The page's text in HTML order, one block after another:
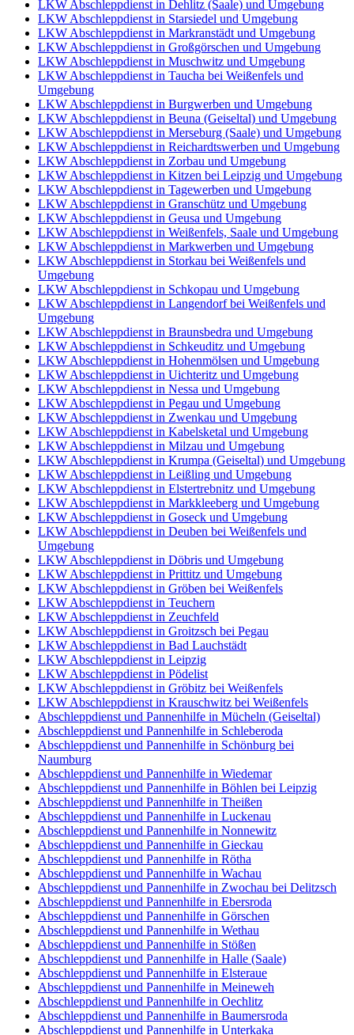
LKW Abschleppdienst in Dehlitz (Saale) und Umgebung
LKW Abschleppdienst in Starsiedel und Umgebung
LKW Abschleppdienst in Markranstädt und Umgebung
LKW Abschleppdienst in Großgörschen und Umgebung
LKW Abschleppdienst in Muschwitz und Umgebung
LKW Abschleppdienst in Taucha bei Weißenfels und
Umgebung
LKW Abschleppdienst in Burgwerben und Umgebung
LKW Abschleppdienst in Beuna (Geiseltal) und Umgebung
LKW Abschleppdienst in Merseburg (Saale) und Umgebung
LKW Abschleppdienst in Reichardtswerben und Umgebung
LKW Abschleppdienst in Zorbau und Umgebung
LKW Abschleppdienst in Kitzen bei Leipzig und Umgebung
LKW Abschleppdienst in Tagewerben und Umgebung
LKW Abschleppdienst in Granschütz und Umgebung
LKW Abschleppdienst in Geusa und Umgebung
LKW Abschleppdienst in Weißenfels, Saale und Umgebung
LKW Abschleppdienst in Markwerben und Umgebung
LKW Abschleppdienst in Storkau bei Weißenfels und
Umgebung
LKW Abschleppdienst in Schkopau und Umgebung
LKW Abschleppdienst in Langendorf bei Weißenfels und
Umgebung
LKW Abschleppdienst in Braunsbedra und Umgebung
LKW Abschleppdienst in Schkeuditz und Umgebung
LKW Abschleppdienst in Hohenmölsen und Umgebung
LKW Abschleppdienst in Uichteritz und Umgebung
LKW Abschleppdienst in Nessa und Umgebung
LKW Abschleppdienst in Pegau und Umgebung
LKW Abschleppdienst in Zwenkau und Umgebung
LKW Abschleppdienst in Kabelsketal und Umgebung
LKW Abschleppdienst in Milzau und Umgebung
LKW Abschleppdienst in Krumpa (Geiseltal) und Umgebung
LKW Abschleppdienst in Leißling und Umgebung
LKW Abschleppdienst in Elstertrebnitz und Umgebung
LKW Abschleppdienst in Markkleeberg und Umgebung
LKW Abschleppdienst in Goseck und Umgebung
LKW Abschleppdienst in Deuben bei Weißenfels und
Umgebung
LKW Abschleppdienst in Döbris und Umgebung
LKW Abschleppdienst in Prittitz und Umgebung
LKW Abschleppdienst in Gröben bei Weißenfels
LKW Abschleppdienst in Teuchern
LKW Abschleppdienst in Zeuchfeld
LKW Abschleppdienst in Groitzsch bei Pegau
LKW Abschleppdienst in Bad Lauchstädt
LKW Abschleppdienst in Leipzig
LKW Abschleppdienst in Pödelist
LKW Abschleppdienst in Gröbitz bei Weißenfels
LKW Abschleppdienst in Krauschwitz bei Weißenfels
Abschleppdienst und Pannenhilfe in Mücheln (Geiseltal)
Abschleppdienst und Pannenhilfe in Schleberoda
Abschleppdienst und Pannenhilfe in Schönburg bei
Naumburg
Abschleppdienst und Pannenhilfe in Wiedemar
Abschleppdienst und Pannenhilfe in Böhlen bei Leipzig
Abschleppdienst und Pannenhilfe in Theißen
Abschleppdienst und Pannenhilfe in Luckenau
Abschleppdienst und Pannenhilfe in Nonnewitz
Abschleppdienst und Pannenhilfe in Gieckau
Abschleppdienst und Pannenhilfe in Rötha
Abschleppdienst und Pannenhilfe in Wachau
Abschleppdienst und Pannenhilfe in Zwochau bei Delitzsch
Abschleppdienst und Pannenhilfe in Ebersroda
Abschleppdienst und Pannenhilfe in Görschen
Abschleppdienst und Pannenhilfe in Wethau
Abschleppdienst und Pannenhilfe in Stößen
Abschleppdienst und Pannenhilfe in Halle (Saale)
Abschleppdienst und Pannenhilfe in Elsteraue
Abschleppdienst und Pannenhilfe in Meineweh
Abschleppdienst und Pannenhilfe in Oechlitz
Abschleppdienst und Pannenhilfe in Baumersroda
Abschleppdienst und Pannenhilfe in Unterkaka